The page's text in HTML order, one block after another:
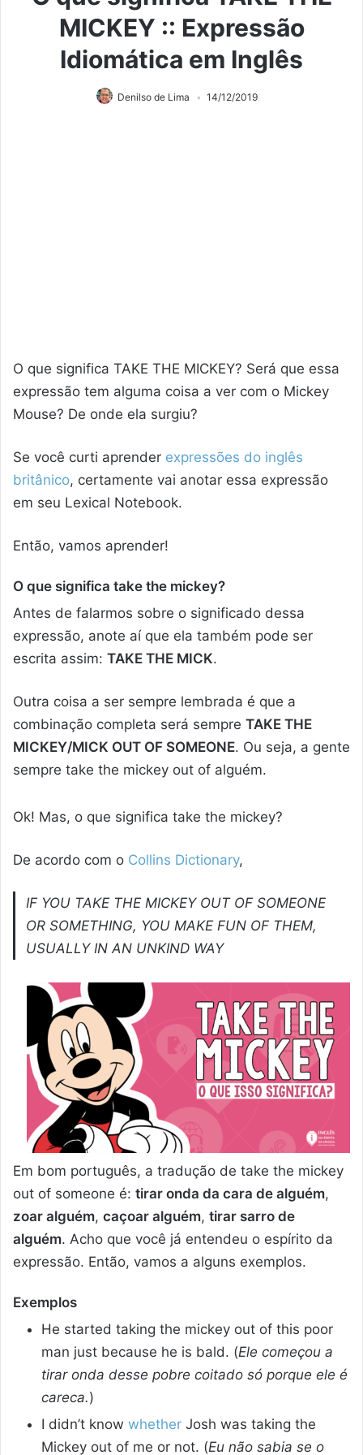
MICKEY :: Expressão
Idiomática em Inglês
Denilso de Lima 14/12/2019
O que significa TAKE THE MICKEY? Será que essa
expressão tem alguma coisa a ver com o Mickey
Mouse? De onde ela surgiu?
Se você curti aprender expressões do inglês
britânico, certamente vai anotar essa expressão
em seu Lexical Notebook.
Então, vamos aprender!
O que significa take the mickey?
Antes de falarmos sobre o significado dessa
expressão, anote aí que ela também pode ser
escrita assim: TAKE THE MICK.
Outra coisa a ser sempre lembrada é que a
combinação completa será sempre TAKE THE
MICKEY/MICK OUT OF SOMEONE. Ou seja, a gente
sempre take the mickey out of alguém.
Ok! Mas, o que significa take the mickey?
De acordo com o Collins Dictionary,
IF YOU TAKE THE MICKEY OUT OF SOMEONE
OR SOMETHING, YOU MAKE FUN OF THEM,
USUALLY IN AN UNKIND WAY
Em bom português, a tradução de take the mickey
out of someone é: tirar onda da cara de alguém,
zoar alguém, caçoar alguém, tirar sarro de
alguém. Acho que você já entendeu o espírito da
expressão. Então, vamos a alguns exemplos.
Exemplos
He started taking the mickey out of this poor
man just because he is bald. (Ele começou a
tirar onda desse pobre coitado só porque ele é
careca.)
I didn’t know whether Josh was taking the
Mickey out of me or not. (Eu não sabia se o